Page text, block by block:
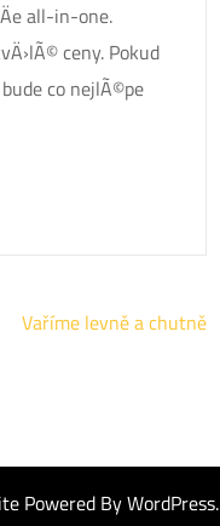
all-in-one.
ceny. Pokud
co nejlÃ©pe
Vaříme levně a chutně
Powered ByWordPress.